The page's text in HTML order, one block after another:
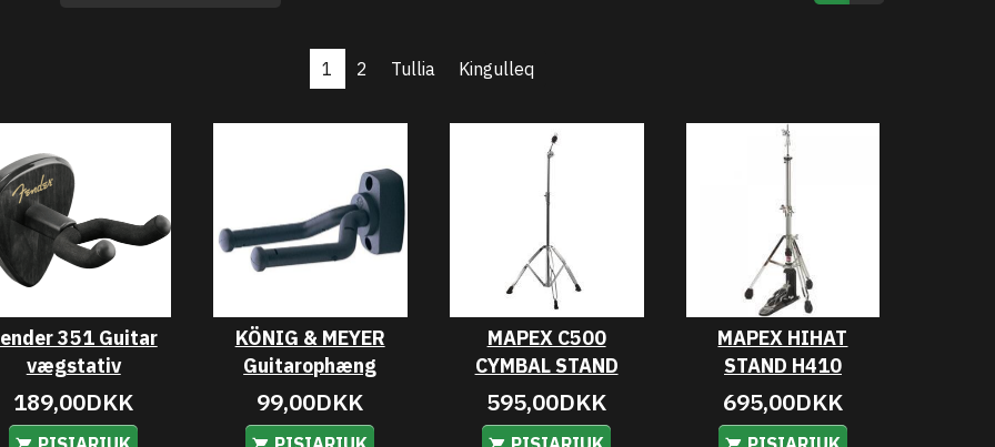
1 2 Tullia Kingulleq
351 Guitar
vægstativ
189,00DKK
KÖNIG & MEYER
Guitarophæng
99,00DKK
MAPEX C500
CYMBAL STAND
595,00DKK
MAPEX HIHAT
STAND H410
695,00DKK